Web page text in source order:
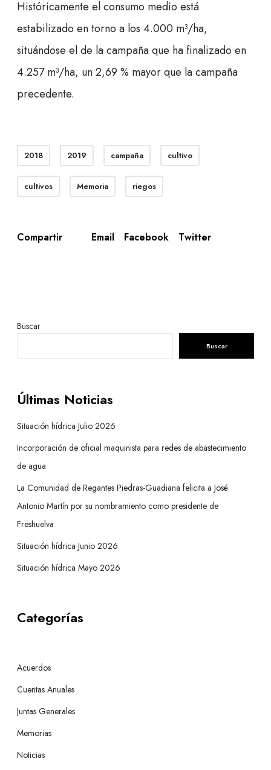
Históricamente el consumo medio está
estabilizado en torno a los 4.000 m³/ha,
situándose el de la campaña que ha finalizado en
4.257 m³/ha, un 2,69 % mayor que la campaña
precedente.
2018 2019 campaña cultivo
cultivos Memoria riegos
Compartir Email Facebook Twitter
Buscar
Buscar
Últimas Noticias
Situación hídrica Julio 2026
Incorporación de oficial maquinista para redes de abastecimiento
de agua
La Comunidad de Regantes Piedras-Guadiana felicita a José
Antonio Martín por su nombramiento como presidente de
Freshuelva
Situación hídrica Junio 2026
Situación hídrica Mayo 2026
Categorías
Acuerdos
Cuentas Anuales
Juntas Generales
Memorias
Noticias